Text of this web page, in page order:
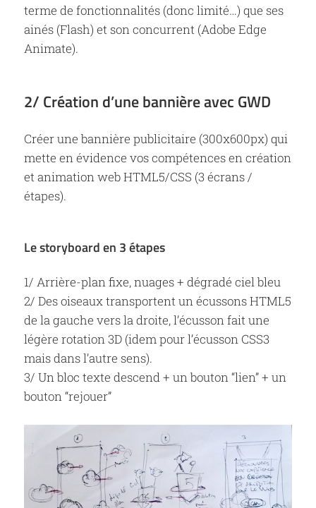
terme de fonctionnalités (donc limité…) que ses
ainés (Flash) et son concurrent (Adobe Edge
Animate).
2/ Création d’une bannière avec GWD
Créer une bannière publicitaire (300x600px) qui
mette en évidence vos compétences en création
et animation web HTML5/CSS (3 écrans /
étapes).
Le storyboard en 3 étapes
1/ Arrière-plan fixe, nuages + dégradé ciel bleu
2/ Des oiseaux transportent un écussons HTML5
de la gauche vers la droite, l’écusson fait une
légère rotation 3D (idem pour l’écusson CSS3
mais dans l’autre sens).
3/ Un bloc texte descend + un bouton “lien” + un
bouton “rejouer”